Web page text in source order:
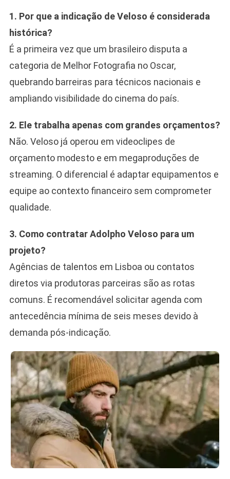
1. Por que a indicação de Veloso é considerada
histórica?
É a primeira vez que um brasileiro disputa a
categoria de Melhor Fotografia no Oscar,
quebrando barreiras para técnicos nacionais e
ampliando visibilidade do cinema do país.
2. Ele trabalha apenas com grandes orçamentos?
Não. Veloso já operou em videoclipes de
orçamento modesto e em megaproduções de
streaming. O diferencial é adaptar equipamentos e
equipe ao contexto financeiro sem comprometer
qualidade.
3. Como contratar Adolpho Veloso para um
projeto?
Agências de talentos em Lisboa ou contatos
diretos via produtoras parceiras são as rotas
comuns. É recomendável solicitar agenda com
antecedência mínima de seis meses devido à
demanda pós-indicação.